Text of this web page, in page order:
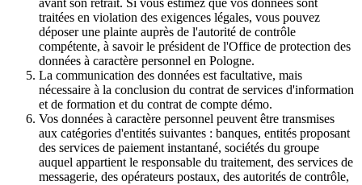
avant son retrait. Si vous estimez que vos données sont
traitées en violation des exigences légales, vous pouvez
déposer une plainte auprès de l'autorité de contrôle
compétente, à savoir le président de l'Office de protection des
données à caractère personnel en Pologne.
La communication des données est facultative, mais
nécessaire à la conclusion du contrat de services d'information
et de formation et du contrat de compte démo.
Vos données à caractère personnel peuvent être transmises
aux catégories d'entités suivantes : banques, entités proposant
des services de paiement instantané, sociétés du groupe
auquel appartient le responsable du traitement, des services de
messagerie, des opérateurs postaux, des autorités de contrôle,